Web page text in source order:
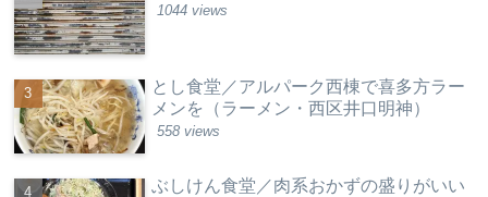
1044 views
とし食堂／アルパーク西棟で喜多方ラー
メンを（ラーメン・西区井口明神）
558 views
ぶしけん食堂／肉系おかずの盛りがいい